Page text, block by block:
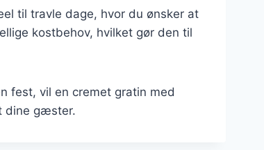
til travle dage, hvor du ønsker at
kostbehov, hvilket gør den til
fest, vil en cremet gratin med
dine gæster.